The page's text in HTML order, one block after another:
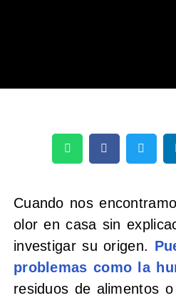
Cuando nos
olor en casa sin
investigar su origen.
problemas como la
residuos de alimentos